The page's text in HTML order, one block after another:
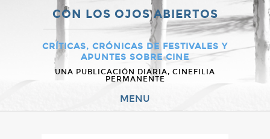
CON LOS OJOS ABIERTOS
CRÍTICAS, CRÓNICAS DE FESTIVALES Y
APUNTES SOBRE CINE
UNA PUBLICACIÓN DIARIA, CINEFILIA
PERMANENTE
MENU